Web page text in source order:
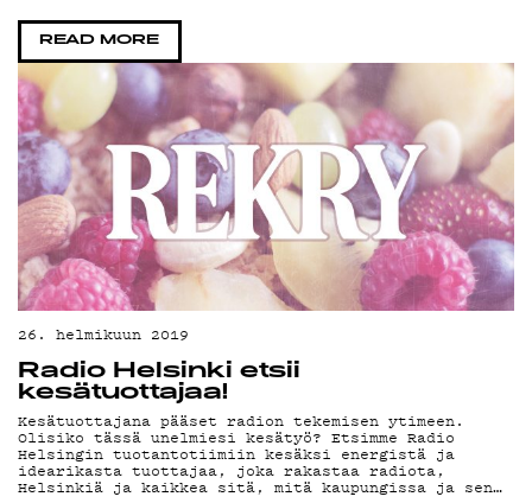
READ MORE
26. helmikuun 2019
Radio Helsinki etsii
kesätuottajaa!
Kesätuottajana pääset radion tekemisen ytimeen.
Olisiko tässä unelmiesi kesätyö? Etsimme Radio
Helsingin tuotantotiimiin kesäksi energistä ja
idearikasta tuottajaa, joka rakastaa radiota,
Helsinkiä ja kaikkea sitä, mitä kaupungissa ja sen…